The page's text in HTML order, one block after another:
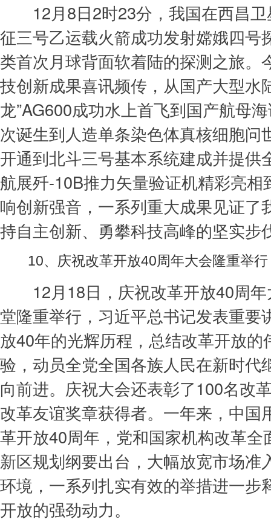
12月8日2时23分，我国在西昌卫
征三号乙运载火箭成功发射嫦娥四号
类首次月球背面软着陆的探测之旅。
技创新成果喜讯频传，从国产大型水
龙”AG600成功水上首飞到国产航母
次诞生到人造单条染色体真核细胞问
开通到北斗三号基本系统建成并提供
航展歼-10B推力矢量验证机精彩亮相
响创新强音，一系列重大成果见证了
持自主创新、勇攀科技高峰的坚实步
10、庆祝改革开放40周年大会隆重举行
12月18日，庆祝改革开放40周年
堂隆重举行，习近平总书记发表重要
放40年的光辉历程，总结改革开放的
验，动员全党全国各族人民在新时代
向前进。庆祝大会还表彰了100名改
改革友谊奖章获得者。一年来，中国
革开放40周年，党和国家机构改革全
新区规划纲要出台，大幅放宽市场准
环境，一系列扎实有效的举措进一步
开放的强劲动力。